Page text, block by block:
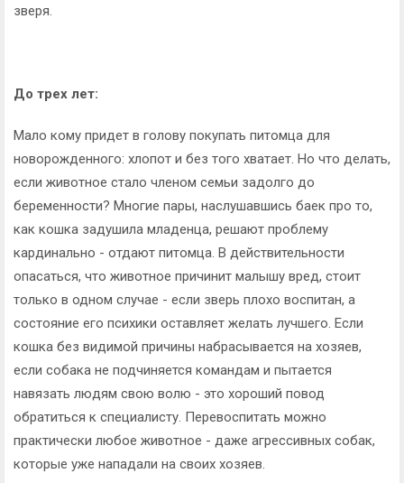
зверя.
До трех лет:
Мало кому придет в голову покупать питомца для
новорожденного: хлопот и без того хватает. Но что делать,
если животное стало членом семьи задолго до
беременности? Многие пары, наслушавшись баек про то,
как кошка задушила младенца, решают проблему
кардинально - отдают питомца. В действительности
опасаться, что животное причинит малышу вред, стоит
только в одном случае - если зверь плохо воспитан, а
состояние его психики оставляет желать лучшего. Если
кошка без видимой причины набрасывается на хозяев,
если собака не подчиняется командам и пытается
навязать людям свою волю - это хороший повод
обратиться к специалисту. Перевоспитать можно
практически любое животное - даже агрессивных собак,
которые уже нападали на своих хозяев.